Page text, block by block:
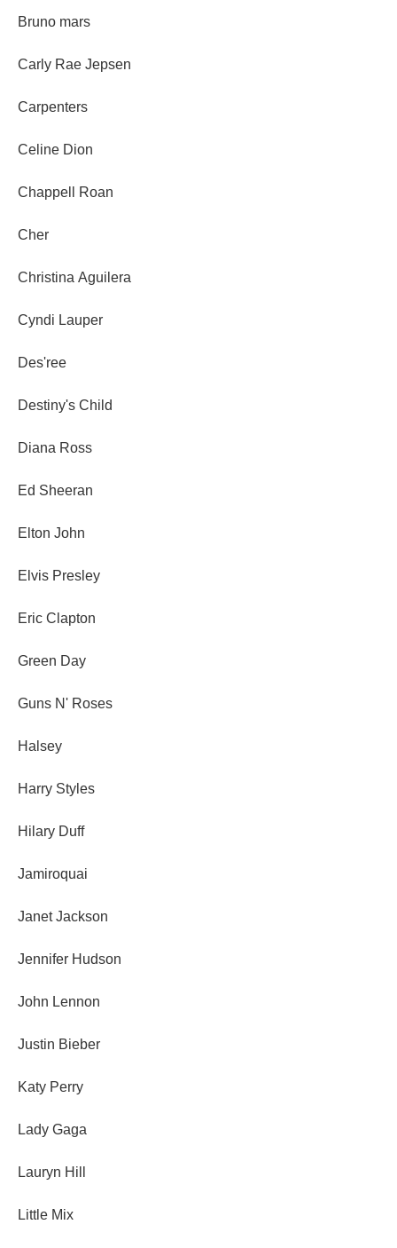
Bruno mars
Carly Rae Jepsen
Carpenters
Celine Dion
Chappell Roan
Cher
Christina Aguilera
Cyndi Lauper
Des'ree
Destiny's Child
Diana Ross
Ed Sheeran
Elton John
Elvis Presley
Eric Clapton
Green Day
Guns N' Roses
Halsey
Harry Styles
Hilary Duff
Jamiroquai
Janet Jackson
Jennifer Hudson
John Lennon
Justin Bieber
Katy Perry
Lady Gaga
Lauryn Hill
Little Mix